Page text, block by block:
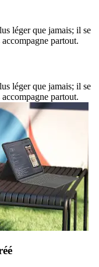
léger que jamais; il se
partout.
léger que jamais; il se
partout.